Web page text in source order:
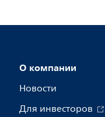
О компании
Новости
Для инвесторов